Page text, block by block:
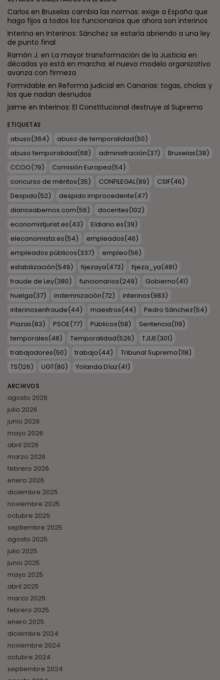
Carlos en Bruselas cambia las normas: exige a España que
haga fijos a todos los funcionarios que ahora son interinos
Interina en Interinos: Sánchez se estaría abriendo a una ley
de punto final
Ramón J. en La mayor transformación de la Justicia en
décadas ya está en marcha: el nuevo modelo organizativo
avanza con firmeza
Formidable en Reforma judicial en Canarias: togas, cholas y
los que nadan desnudos
jaime en Interinos: El Constitucional destruye al Supremo
ETIQUETAS
abuso(364) abuso de temporalidad(50)
abuso temporalidad(68) administración(37) Bruselas(38)
CCOO(79) Comisión Europea(54)
concurso de méritos(35) CONFILEGAL(89) CSIF(46)
Despido(52) despido improcedente(47)
diariosabemos.com(56) docentes(102)
economistjurist.es(43) Eldiario.es(39)
eleconomista.es(54) empleados(46)
empleados públicos(337) empleo(56)
estabilización(549) fijezaya(473) fijeza_ya(481)
fraude de Ley(380) funcionarios(249) Gobierno(41)
huelga(37) indemnización(72) interinos(983)
interinosenfraude(44) maestros(44) Pedro Sánchez(54)
Plazas(83) PSOE(77) Públicos(58) Sentencia(119)
temporales(48) Temporalidad(526) TJUE(301)
trabajadores(50) trabajo(44) Tribunal Supremo(118)
TS(126) UGT(80) Yolanda Díaz(41)
ARCHIVOS
agosto 2026
julio 2026
junio 2026
mayo 2026
abril 2026
marzo 2026
febrero 2026
enero 2026
diciembre 2025
noviembre 2025
octubre 2025
septiembre 2025
agosto 2025
julio 2025
junio 2025
mayo 2025
abril 2025
marzo 2025
febrero 2025
enero 2025
diciembre 2024
noviembre 2024
octubre 2024
septiembre 2024